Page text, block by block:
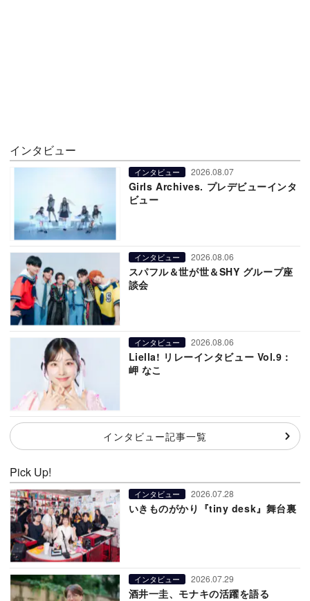
インタビュー
インタビュー 2026.08.07
Girls Archives. プレデビューインタ
ビュー
インタビュー 2026.08.06
スパフル＆世が世＆SHY グループ座
談会
インタビュー 2026.08.06
Liella! リレーインタビュー Vol.9：
岬 なこ
インタビュー記事一覧
Pick Up!
インタビュー 2026.07.28
いきものがかり『tiny desk』舞台裏
インタビュー 2026.07.29
酒井一圭、モナキの活躍を語る